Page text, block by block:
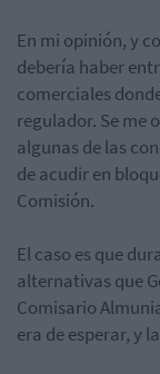
En mi opinión, y
debería haber
comerciales
regulador. Se me
algunas de las
de acudir en
Comisión.
El caso es que
alternativas que
Comisario
era de esperar, y